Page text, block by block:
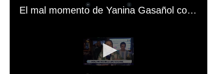
El mal momento de Yanina Gasañol con un hincha argentino en "Subrayado"